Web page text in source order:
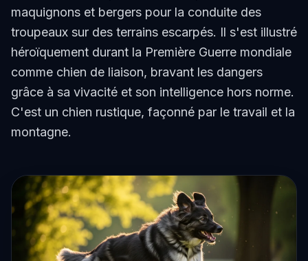
maquignons et bergers pour la conduite des
troupeaux sur des terrains escarpés. Il s'est illustré
héroïquement durant la Première Guerre mondiale
comme chien de liaison, bravant les dangers
grâce à sa vivacité et son intelligence hors norme.
C'est un chien rustique, façonné par le travail et la
montagne.